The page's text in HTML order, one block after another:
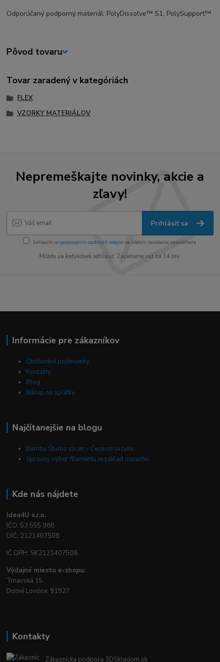
Odporúčaný podporný materiál: PolyDissolve™ S1, PolySupport™
Pôvod tovaru
Tovar zaradený v kategóriách
FLEX
VZORKY MATERIÁLOV
Nepremeškajte novinky, akcie a
zľavy!
Prihlásiť sa
Súhlasím sospracovaním osobných údajov za účelom zasielania newslettera.
Môžete sa kedykoľvek odhlásiť. Zasielame raz za 14 dní.
Informácie pre zákazníkov
Obchodné podmienky
Kontakty
Blog
Nákup na splátky
Najčítanejšie na blogu
Bambu Studio slicer v Českom jazyku
Správny výber filamentu je základ úspechu
Kde nás nájdete
Idea4U s.r.o.
IČO: 53 555 988
DIČ: 2121407508
IČ DPH: SK2121407508
Výdajné miesto e-shopu:
Trnavská 15
Dolné Lovčice, 91927
Kontakty
Zákaznícka podpora 3DSkladom.sk